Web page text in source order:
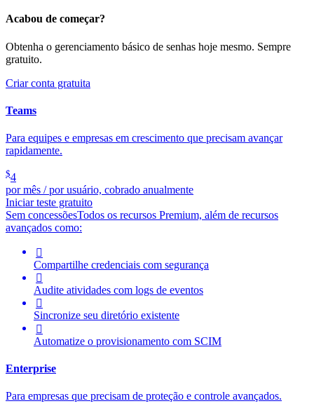
Acabou de começar?
Obtenha o gerenciamento básico de senhas hoje mesmo. Sempre
gratuito.
Criar conta gratuita
Teams
Para equipes e empresas em crescimento que precisam avançar
rapidamente.
$4
por mês / por usuário, cobrado anualmente
Iniciar teste gratuito
Sem concessõesTodos os recursos Premium, além de recursos
avançados como:

Compartilhe credenciais com segurança

Audite atividades com logs de eventos

Sincronize seu diretório existente

Automatize o provisionamento com SCIM
Enterprise
Para empresas que precisam de proteção e controle avançados.